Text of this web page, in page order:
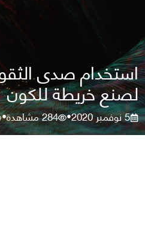
استخدام صدى
لصنع خريطة للكون
5 نوفمبر 2020 •
284مشاهدة•